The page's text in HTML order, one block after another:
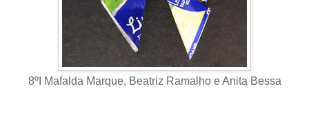
8ºI Mafalda Marque, Beatriz Ramalho e Anita Bessa